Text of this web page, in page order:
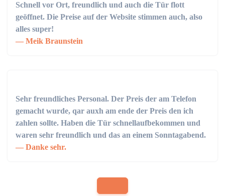
Schnell vor Ort, freundlich und auch die Tür flott
geöffnet. Die Preise auf der Website stimmen auch, also
alles super!
Meik Braunstein
Sehr freundliches Personal. Der Preis der am Telefon
gemacht wurde, qar auxh am ende der Preis den ich
zahlen sollte. Haben die Tür schnellaufbekommen und
waren sehr freundlich und das an einem Sonntagabend.
Danke sehr.